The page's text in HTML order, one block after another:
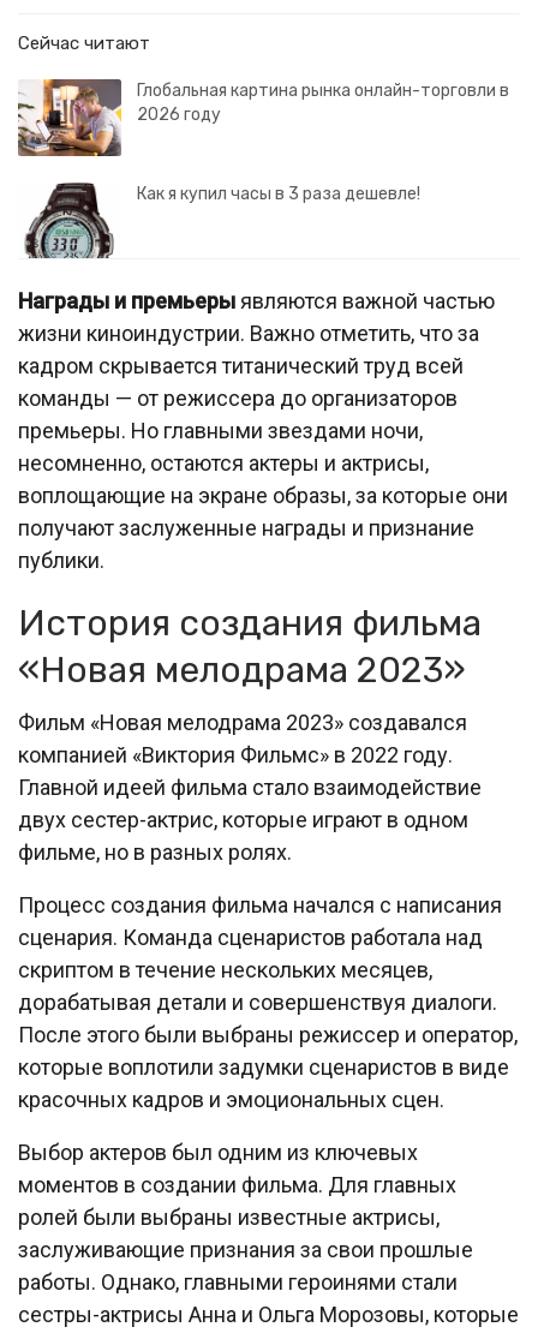
Сейчас читают
Глобальная картина рынка онлайн-торговли в
2026 году
Как я купил часы в 3 раза дешевле!
Награды и премьерыявляются важной частью
жизни киноиндустрии. Важно отметить, что за
кадром скрывается титанический труд всей
команды — от режиссера до организаторов
премьеры. Но главными звездами ночи,
несомненно, остаются актеры и актрисы,
воплощающие на экране образы, за которые они
получают заслуженные награды и признание
публики.
История создания фильма
«Новая мелодрама 2023»
Фильм «Новая мелодрама 2023» создавался
компанией «Виктория Фильмс» в 2022 году.
Главной идеей фильма стало взаимодействие
двух сестер-актрис, которые играют в одном
фильме, но в разных ролях.
Процесс создания фильма начался с написания
сценария. Команда сценаристов работала над
скриптом в течение нескольких месяцев,
дорабатывая детали и совершенствуя диалоги.
После этого были выбраны режиссер и оператор,
которые воплотили задумки сценаристов в виде
красочных кадров и эмоциональных сцен.
Выбор актеров был одним из ключевых
моментов в создании фильма. Для главных
ролей были выбраны известные актрисы,
заслуживающие признания за свои прошлые
работы. Однако, главными героинями стали
сестры-актрисы Анна и Ольга Морозовы, которые